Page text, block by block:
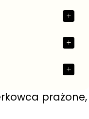
prażone,